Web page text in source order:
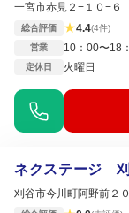
一宮市赤見２−１０−６
総合評価 ★4.4(4件)
営業
10：00〜18
定休日 火曜日
ネクステージ
刈谷市今川町阿野前２